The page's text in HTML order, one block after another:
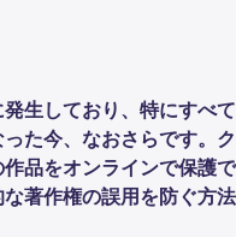
生しており、特にすべて
た今、なおさらです。ク
品をオンラインで保護で
著作権の誤用を防ぐ方法